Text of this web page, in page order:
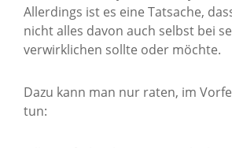
Allerdings ist es eine Tatsache,
nicht alles davon auch selbst bei
verwirklichen sollte oder möchte.
Dazu kann man nur raten, im
tun: